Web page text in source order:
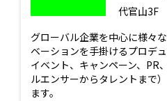
代官山3F
グローバル企業を中心に様々
ベーションを手掛けるプロデ
イベント、キャンペーン、PR
ルエンサーからタレントまで
ます。